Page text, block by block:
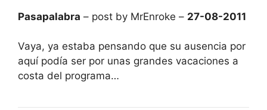
Pasapalabra – post by MrEnroke – 27-08-2011
Vaya, ya estaba pensando que su ausencia por
aquí podía ser por unas grandes vacaciones a
costa del programa…